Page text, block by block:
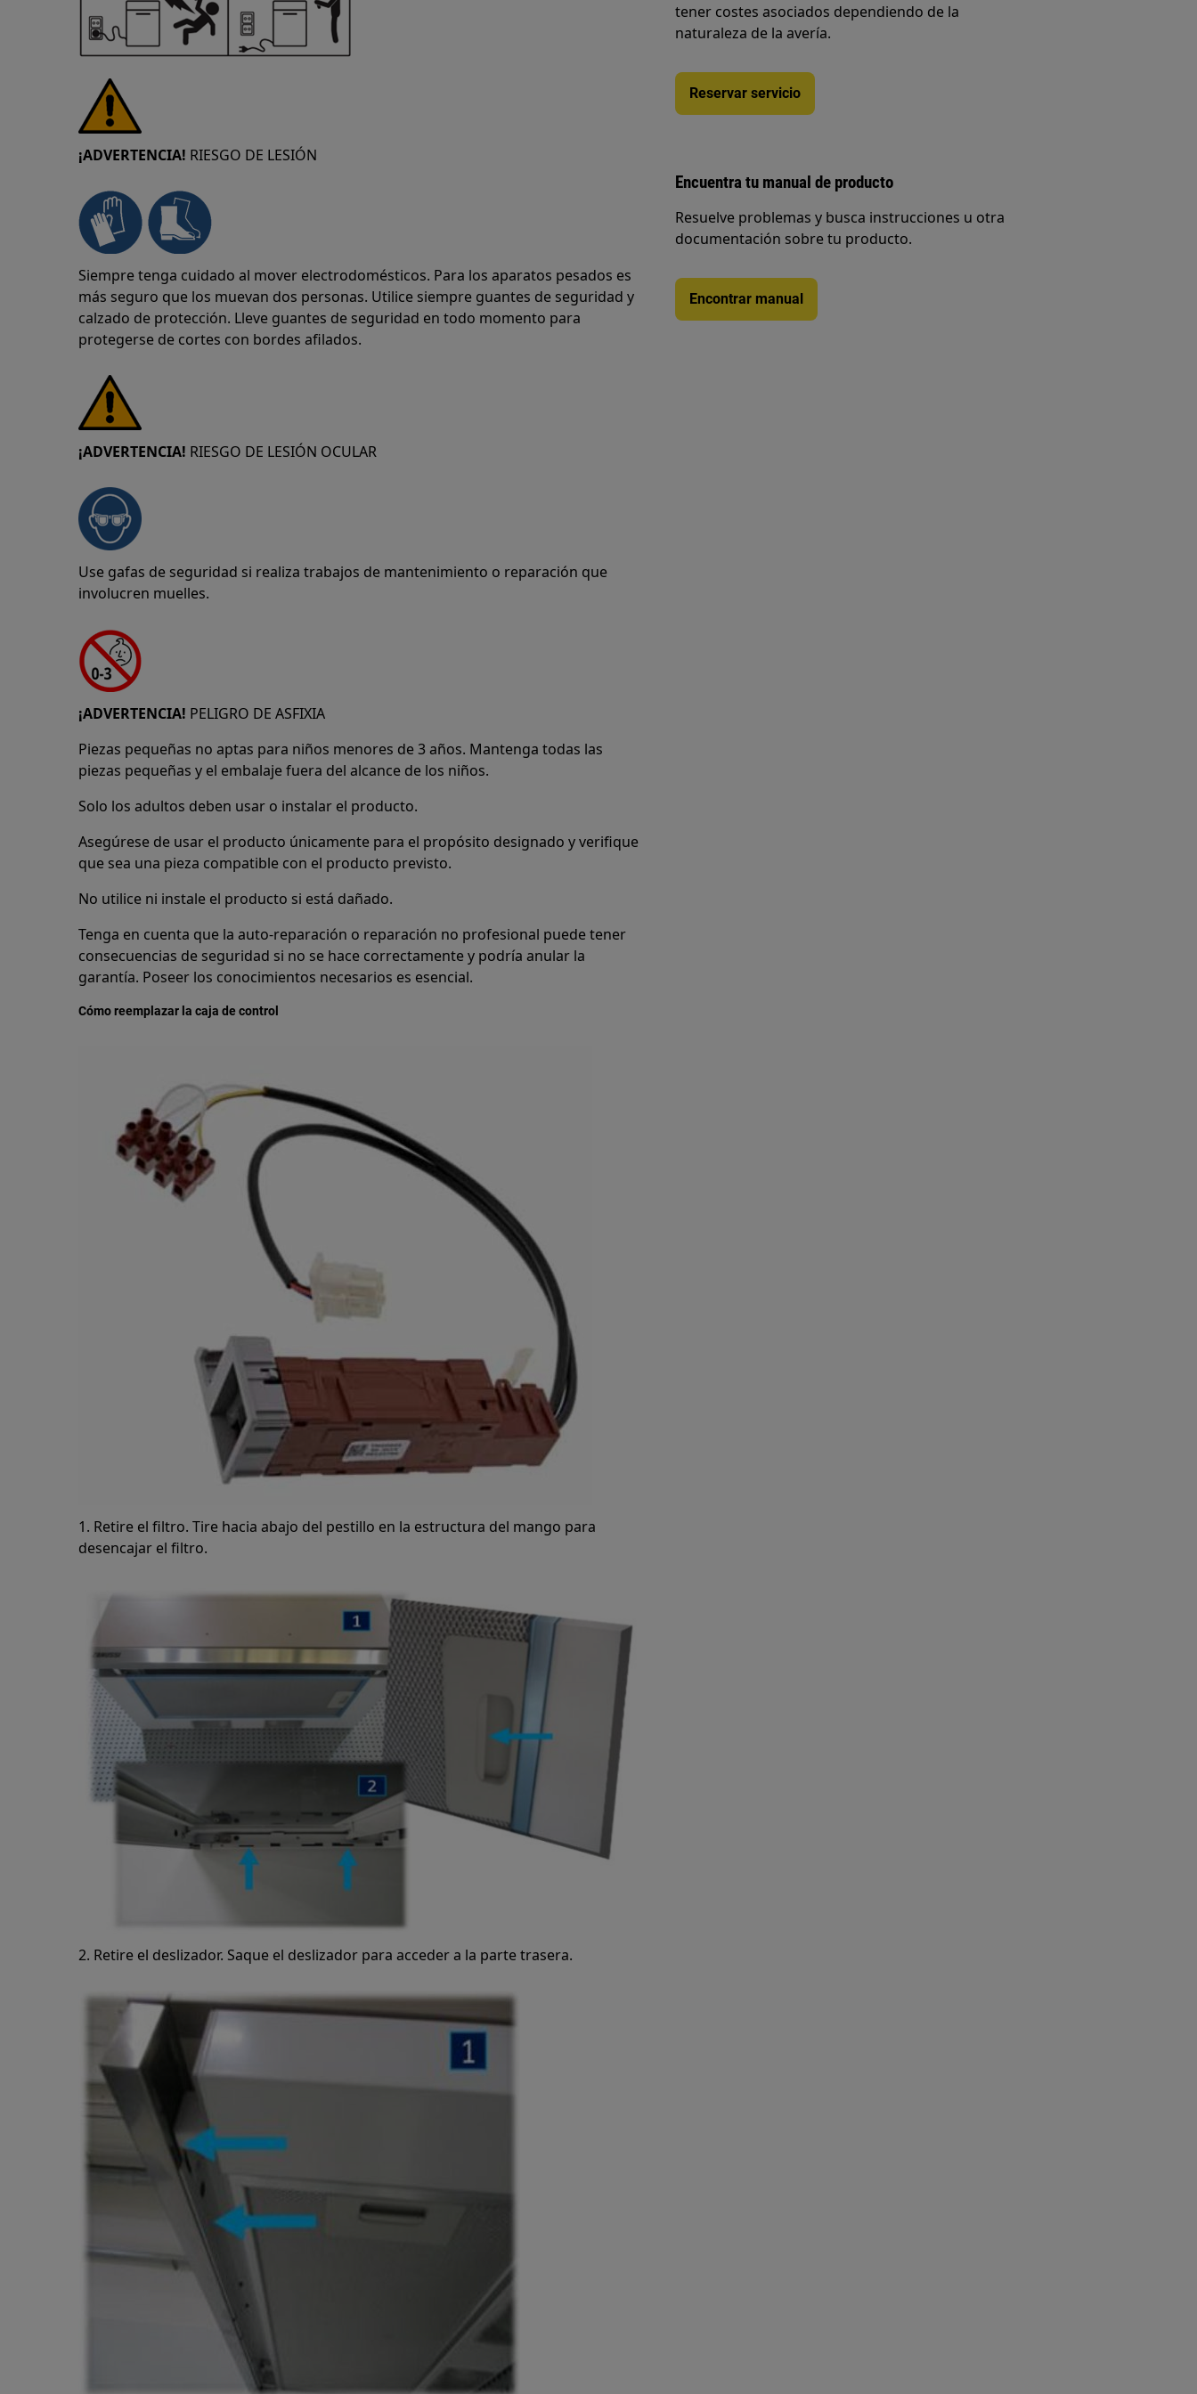
¡ADVERTENCIA! RIESGO DE LESIÓN
Siempre tenga cuidado al mover electrodomésticos. Para los aparatos pesados es
más seguro que los muevan dos personas. Utilice siempre guantes de seguridad y
calzado de protección. Lleve guantes de seguridad en todo momento para
protegerse de cortes con bordes afilados.
¡ADVERTENCIA! RIESGO DE LESIÓN OCULAR
Use gafas de seguridad si realiza trabajos de mantenimiento o reparación que
involucren muelles.
¡ADVERTENCIA! PELIGRO DE ASFIXIA
Piezas pequeñas no aptas para niños menores de 3 años. Mantenga todas las
piezas pequeñas y el embalaje fuera del alcance de los niños.
Solo los adultos deben usar o instalar el producto.
Asegúrese de usar el producto únicamente para el propósito designado y verifique
que sea una pieza compatible con el producto previsto.
No utilice ni instale el producto si está dañado.
Tenga en cuenta que la auto-reparación o reparación no profesional puede tener
consecuencias de seguridad si no se hace correctamente y podría anular la
garantía. Poseer los conocimientos necesarios es esencial.
Cómo reemplazar la caja de control
1. Retire el filtro. Tire hacia abajo del pestillo en la estructura del mango para
desencajar el filtro.
2. Retire el deslizador. Saque el deslizador para acceder a la parte trasera.
tener costes asociados dependiendo de la
naturaleza de la avería.
Reservar servicio
Encuentra tu manual de producto
Resuelve problemas y busca instrucciones u otra
documentación sobre tu producto.
Encontrar manual